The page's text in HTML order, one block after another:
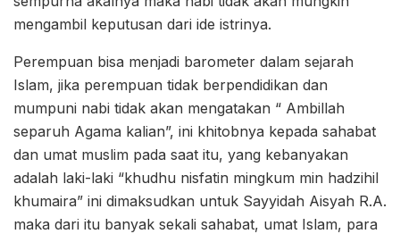
mengambil keputusan dari ide istrinya.
Perempuan bisa menjadi barometer dalam sejarah
Islam, jika perempuan tidak berpendidikan dan
mumpuni nabi tidak akan mengatakan “ Ambillah
separuh Agama kalian”, ini khitobnya kepada sahabat
dan umat muslim pada saat itu, yang kebanyakan
adalah laki-laki “khudhu nisfatin mingkum min hadzihil
khumaira” ini dimaksudkan untuk Sayyidah Aisyah R.A.
maka dari itu banyak sekali sahabat, umat Islam, para